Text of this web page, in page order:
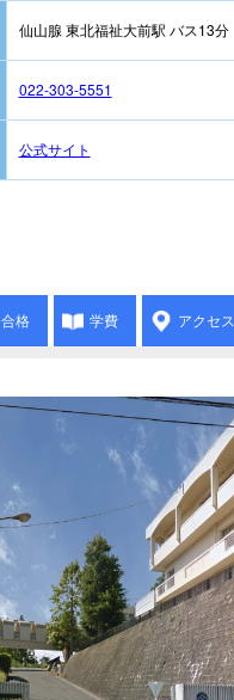
仙山腺 東北福祉大前駅 バス13分
022-303-5551
公式サイト
合格 学費 アクセス